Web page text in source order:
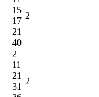
15
17
21
40
2
2
11
21
31
2